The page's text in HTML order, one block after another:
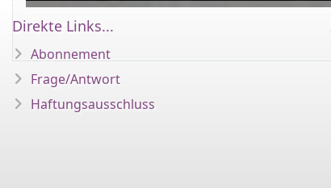
Direkte Links...
Abonnement
Frage/Antwort
Haftungsausschluss